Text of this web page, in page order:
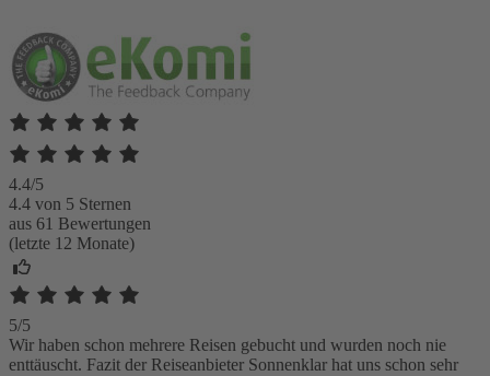
4.4/5
4.4 von 5 Sternen
aus 61 Bewertungen
(letzte 12 Monate)
5/5
Wir haben schon mehrere Reisen gebucht und wurden noch nie
enttäuscht. Fazit der Reiseanbieter Sonnenklar hat uns schon sehr